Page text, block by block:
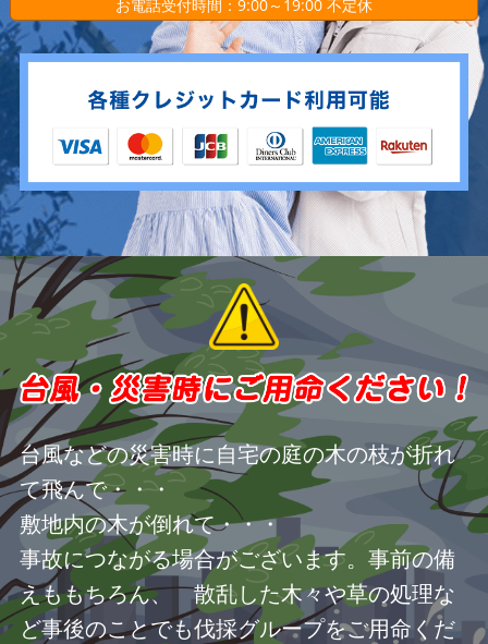
お電話受付時間：9:00～19:00 不定休
台風などの災害時に自宅の庭の木の枝が折れ
て飛んで・・・
敷地内の木が倒れて・・・
事故につながる場合がございます。事前の備
えももちろん、 散乱した木々や草の処理な
ど事後のことでも伐採グループをご用命くだ